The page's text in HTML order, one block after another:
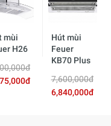
mùi
H26
Hút mùi
Feuer
KB70 Plus
7,600,000đ
6,840,000đ